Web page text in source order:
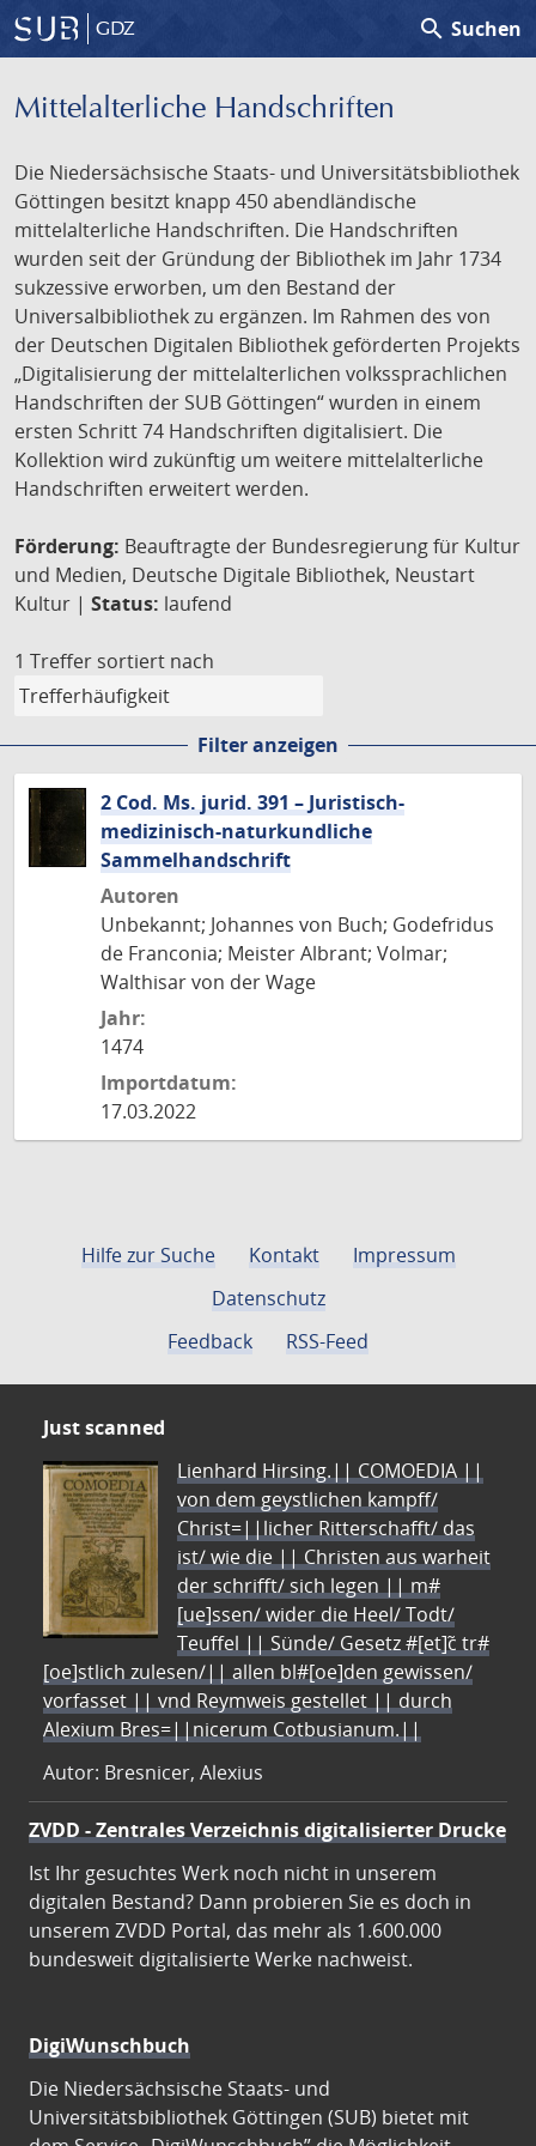
GDZ search Suchen
Mittelalterliche Handschriften
Die Niedersächsische Staats- und Universitätsbibliothek
Göttingen besitzt knapp 450 abendländische
mittelalterliche Handschriften. Die Handschriften
wurden seit der Gründung der Bibliothek im Jahr 1734
sukzessive erworben, um den Bestand der
Universalbibliothek zu ergänzen. Im Rahmen des von
der Deutschen Digitalen Bibliothek geförderten Projekts
„Digitalisierung der mittelalterlichen volkssprachlichen
Handschriften der SUB Göttingen“ wurden in einem
ersten Schritt 74 Handschriften digitalisiert. Die
Kollektion wird zukünftig um weitere mittelalterliche
Handschriften erweitert werden.
Förderung: Beauftragte der Bundesregierung für Kultur
und Medien, Deutsche Digitale Bibliothek, Neustart
Kultur | Status: laufend
1 Treffer sortiert nach
Filter anzeigen
2 Cod. Ms. jurid. 391 – Juristisch-
medizinisch-naturkundliche
Sammelhandschrift
Autoren
Unbekannt; Johannes von Buch; Godefridus
de Franconia; Meister Albrant; Volmar;
Walthisar von der Wage
Jahr:
1474
Importdatum:
17.03.2022
Hilfe zur Suche Kontakt
Impressum
Datenschutz
Feedback
RSS-Feed
Just scanned
Lienhard Hirsing.|| COMOEDIA ||
von dem geystlichen kampff/
Christ=||licher Ritterschafft/ das
ist/ wie die || Christen aus warheit
der schrifft/ sich legen || m#
[ue]ssen/ wider die Heel/ Todt/
Teuffel || Sünde/ Gesetz #[et]c̃ tr#
[oe]stlich zulesen/|| allen bl#[oe]den gewissen/
vorfasset || vnd Reymweis gestellet || durch
Alexium Bres=||nicerum Cotbusianum.||
Autor: Bresnicer, Alexius
ZVDD - Zentrales Verzeichnis digitalisierter Drucke
Ist Ihr gesuchtes Werk noch nicht in unserem
digitalen Bestand? Dann probieren Sie es doch in
unserem ZVDD Portal, das mehr als 1.600.000
bundesweit digitalisierte Werke nachweist.
DigiWunschbuch
Die Niedersächsische Staats- und
Universitätsbibliothek Göttingen (SUB) bietet mit